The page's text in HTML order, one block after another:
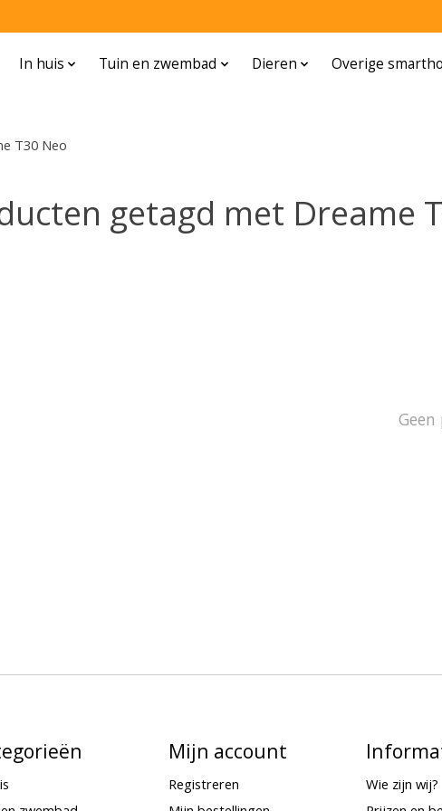
In huis Tuin en zwembad Dieren Overige
T30 Neo
getagd met Dreame
Mijn account
Registreren
Wie zijn wij?